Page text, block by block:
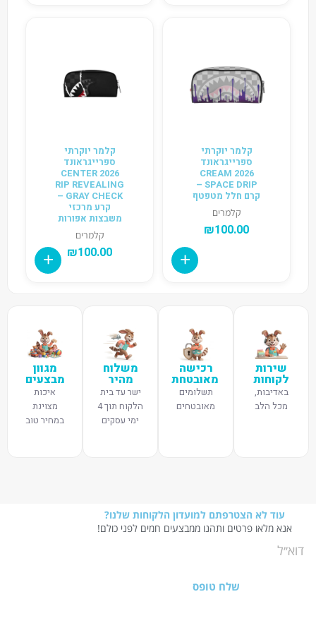
קלמר יוקרתי
ספרייגראונד
2026 CREAM
SPACE DRIP –
קרם חלל מטפטף
קלמרים
₪100.00
קלמר יוקרתי
ספרייגראונד
2026 CENTER
RIP REVEALING
GRAY CHECK –
קרע מרכזי
משבצות אפורות
קלמרים
₪100.00
שירות
לקוחות
באדיבות,
מכל הלב
רכישה
מאובטחת
תשלומים
מאובטחים
משלוח
מהיר
ישר עד בית
הלקוח תוך 4
ימי עסקים
מגוון
מבצעים
איכות
מצוינת
במחיר טוב
עוד לא הצטרפתם למועדון הלקוחות שלנו?
אנא מלאו פרטים ותהנו ממבצעים חמים לפני כולם!
שלח טופס